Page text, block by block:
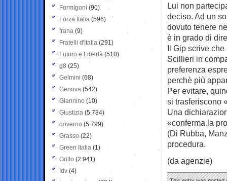
Lui non
deciso. Ad un
dovuto tenere
è in grado di
Il Gip scrive
Scillieri in
preferenza
perchè più
Per evitare,
si trasferiscono
Una
«conferma la
(Di Rubba,
procedura.
(da agenzie)
Formigoni (90)
Forza Italia (596)
frana (9)
Fratelli d'Italia (291)
Futuro e Libertà (510)
g8 (25)
Gelmini (68)
Genova (542)
Giannino (10)
Giustizia (5.784)
governo (5.799)
Grasso (22)
Green Italia (1)
Grillo (2.941)
Idv (4)